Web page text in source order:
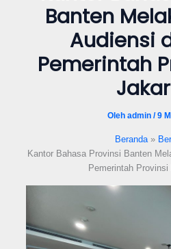
Banten
Audiensi
Pemerintah
Oleh admin /9
Beranda
Kantor Bahasa Provinsi Banten
Pemerintah
Underline links
Mark links
cached